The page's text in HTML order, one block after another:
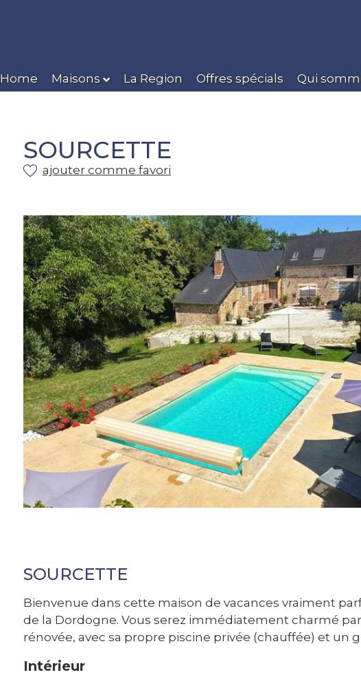
Home Maisons La Region Offres spécials Qui
SOURCETTE
ajouter comme favori
SOURCETTE
Bienvenue dans cette maison de vacances vraiment
de la Dordogne. Vous serez immédiatement charmé
rénovée, avec sa propre piscine privée (chauffée) et un
Intérieur